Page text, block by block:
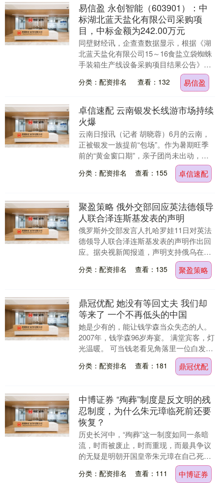
易信盈 永创智能（603901）：中
标湖北蓝天盐化有限公司采购项
目，中标金额为242.00万元
同壁财经讯，企查查数据显示，根据《湖
北蓝天盐化有限公司15～16食盐立袋蜘蛛
手装箱生产线设备采购项目结果公告》，
杭州永创智能设备股份有限公司于2026年
7月10....
分类：配资排名 查看：132 易信盈
卓信速配 云南银发长线游市场持续
火爆
云南日报讯（记者 胡晓蓉）6月的云南，
正被银发一族提前“包场”。作为暑期旺季
前的“黄金窗口期”，亲子团尚未出动，银
发一族错峰涌入彩云之南，成为当前国内
长线游最活....
分类：配资排名 查看：155 卓信速配
聚盈策略 俄外交部回应英法德领导
人联合泽连斯基发表的声明
俄罗斯外交部发言人扎哈罗娃11日对英法
德领导人联合泽连斯基发表的声明作出回
应。据央视新闻报道，声明支持俄乌在美
国参与下直接谈判，要求为乌克兰提供具
有法律约束力的....
分类：配资排名 查看：135 聚盈策略
鼎冠优配 她没有等回丈夫 我们却
等来了 一个不再低头的中国
她是少有的，能让钱学森当众失态的人。
2007年，钱学森96岁寿宴。 满堂宾客，灯
光温暖。 可当钱老看见角落里一位白发老
人时，停了一会儿，颤声问：“你还好吗？
你....
分类：配资排名 查看：181 鼎冠优配
中博证券 “殉葬”制度是反文明的残
忍制度，为什么朱元璋临死前还要
恢复？
历史长河中，“殉葬”这一制度如同一条暗
流，时而被废止，时而重现，而最具争议
的无疑是明朝开国皇帝朱元璋在自己死后
恢复了这一冷酷的传统。 殉葬与活祭，都
是中国自奴隶....
分类：配资排名 查看：111 中博证券